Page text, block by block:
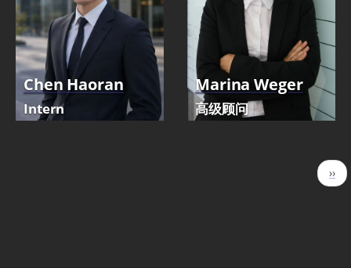
Chen Haoran
Intern
Marina Weger
高级顾问
下
一
››